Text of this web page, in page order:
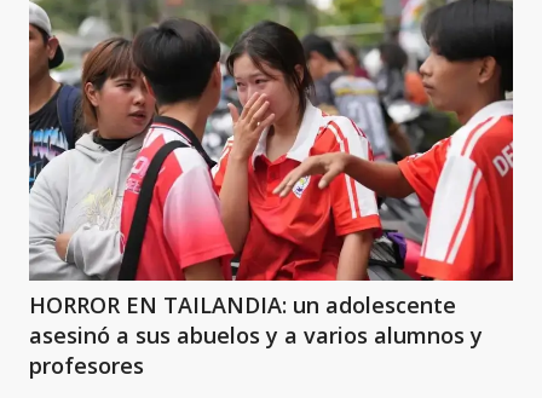
HORROR EN TAILANDIA: un adolescente
asesinó a sus abuelos y a varios alumnos y
profesores